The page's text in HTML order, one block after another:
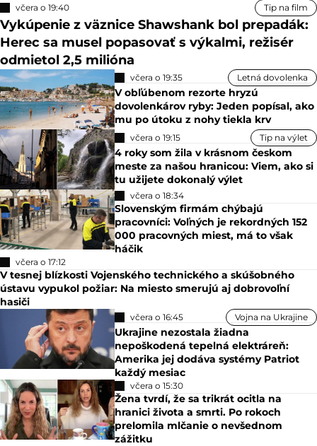
včera o 19:40 Tip na film
Vykúpenie z väznice Shawshank bol prepadák:
Herec sa musel popasovať s výkalmi, režisér
odmietol 2,5 milióna
včera o 19:35 Letná dovolenka
V obľúbenom rezorte hryzú
dovolenkárov ryby: Jeden popísal, ako
mu po útoku z nohy tiekla krv
včera o 19:15 Tip na výlet
4 roky som žila v krásnom českom
meste za našou hranicou: Viem, ako si
tu užijete dokonalý výlet
včera o 18:34
Slovenským firmám chýbajú
pracovníci: Voľných je rekordných 152
000 pracovných miest, má to však
háčik
včera o 17:12
V tesnej blízkosti Vojenského technického a skúšobného
ústavu vypukol požiar: Na miesto smerujú aj dobrovoľní
hasiči
včera o 16:45 Vojna na Ukrajine
Ukrajine nezostala žiadna
nepoškodená tepelná elektráreň:
Amerika jej dodáva systémy Patriot
každý mesiac
včera o 15:30
Žena tvrdí, že sa trikrát ocitla na
hranici života a smrti. Po rokoch
prelomila mlčanie o nevšednom
zážitku